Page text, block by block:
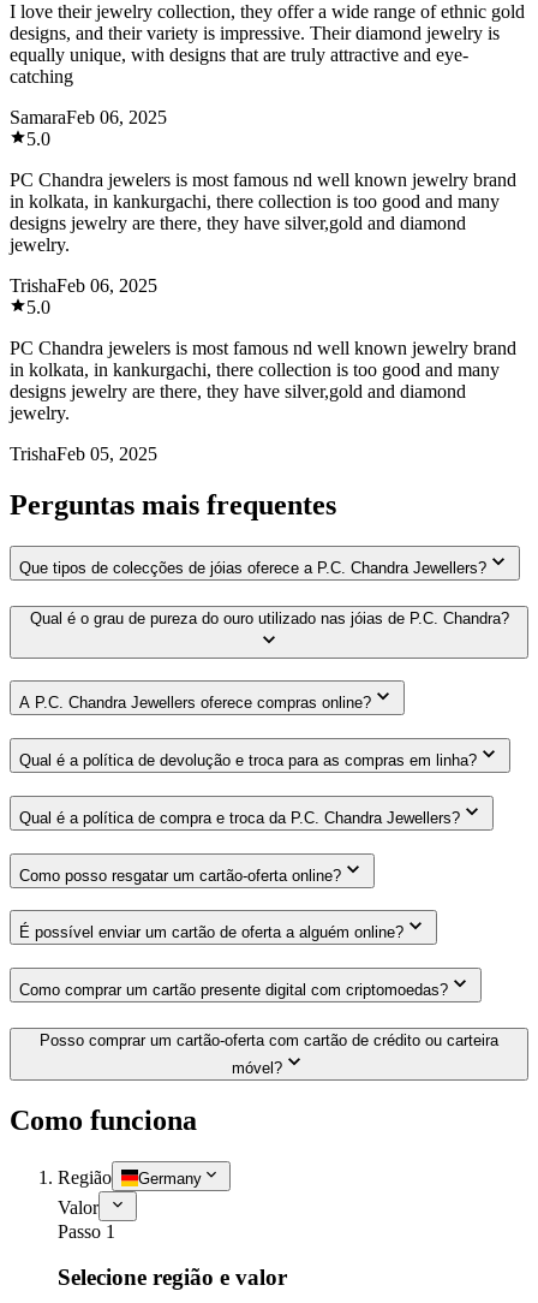
I love their jewelry collection, they offer a wide range of ethnic gold
designs, and their variety is impressive. Their diamond jewelry is
equally unique, with designs that are truly attractive and eye-
catching
SamaraFeb 06, 2025
5.0
PC Chandra jewelers is most famous nd well known jewelry brand
in kolkata, in kankurgachi, there collection is too good and many
designs jewelry are there, they have silver,gold and diamond
jewelry.
TrishaFeb 06, 2025
5.0
PC Chandra jewelers is most famous nd well known jewelry brand
in kolkata, in kankurgachi, there collection is too good and many
designs jewelry are there, they have silver,gold and diamond
jewelry.
TrishaFeb 05, 2025
Perguntas mais frequentes
Que tipos de colecções de jóias oferece a P.C. Chandra Jewellers?
Qual é o grau de pureza do ouro utilizado nas jóias de P.C. Chandra?
A P.C. Chandra Jewellers oferece compras online?
Qual é a política de devolução e troca para as compras em linha?
Qual é a política de compra e troca da P.C. Chandra Jewellers?
Como posso resgatar um cartão-oferta online?
É possível enviar um cartão de oferta a alguém online?
Como comprar um cartão presente digital com criptomoedas?
Posso comprar um cartão-oferta com cartão de crédito ou carteira
móvel?
Como funciona
Região Germany
Valor
Passo 1
Selecione região e valor